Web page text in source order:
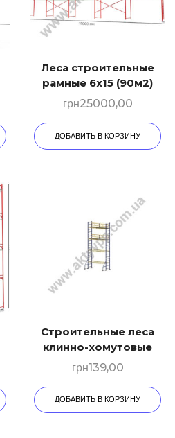
Леса строительные
рамные 6х15 (90м2)
грн25000,00
ДОБАВИТЬ В КОРЗИНУ
Строительные леса
клинно-хомутовые
грн139,00
ДОБАВИТЬ В КОРЗИНУ